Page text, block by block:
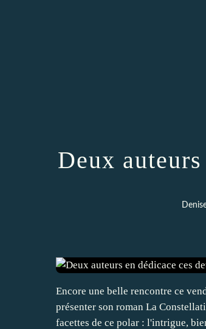
Deux
Encore une belle rencontre ce
présenter son roman La
facettes de ce polar : l'intrigue,